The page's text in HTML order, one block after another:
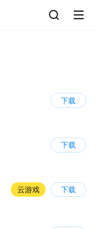
下载
下载
云游戏 下载